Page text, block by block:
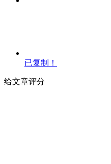
已复制！
给文章评分